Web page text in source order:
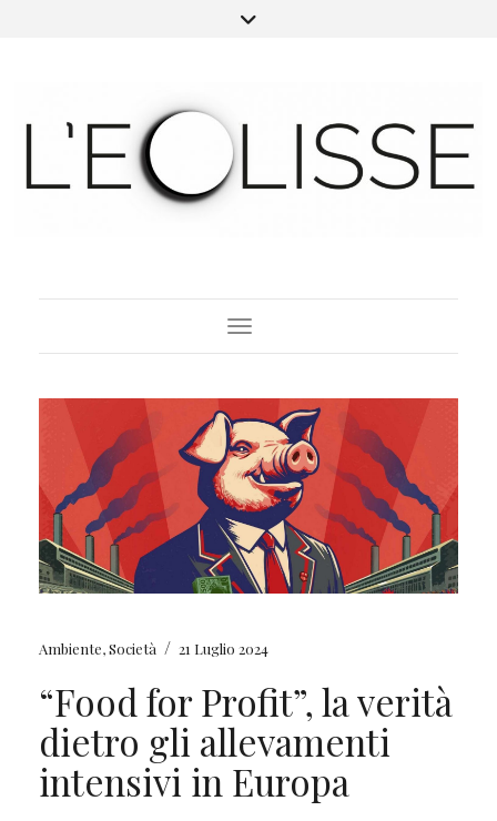
Toggle Navigation
Ambiente,Società / 21 Luglio 2024
“Food for Profit”, la verità
dietro gli allevamenti
intensivi in Europa